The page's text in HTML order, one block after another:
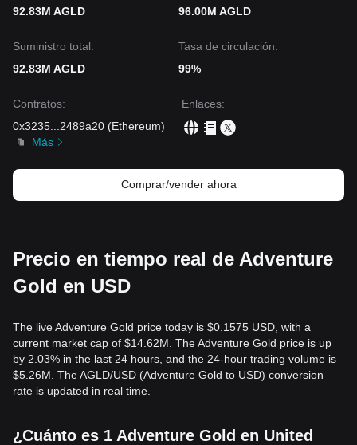
92.83M AGLD 96.00M AGLD
Suministro total:
92.83M AGLD
Tasa de circulación:
99%
Contratos:
0x3235
2489a20 (Ethereum)
Más
Enlaces:
Comprar/vender ahora
Precio en tiempo real de Adventure
Gold en USD
The live Adventure Gold price today is $0.1575 USD, with a
current market cap of $14.62M. The Adventure Gold price is up
by 2.03% in the last 24 hours, and the 24-hour trading volume is
$5.26M. The AGLD/USD (Adventure Gold to USD) conversion
rate is updated in real time.
¿Cuánto es 1 Adventure Gold en United